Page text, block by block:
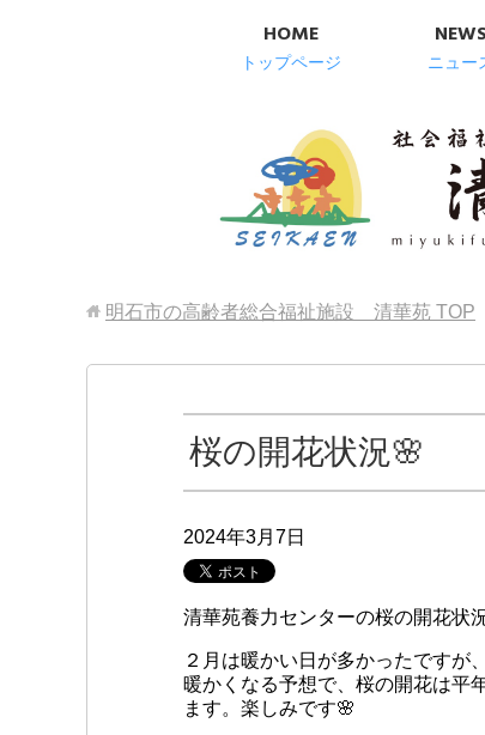
HOME
トップページ
NEWS
ニュー
明石市の高齢者総合福祉施設 清華苑 TOP
桜の開花状況🌸
2024年3月7日
清華苑養力センターの桜の開花状
２月は暖かい日が多かったですが
暖かくなる予想で、桜の開花は平
ます。楽しみです🌸